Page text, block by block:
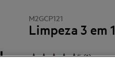
M2GCP121
Limpeza 3 em 1
5 (1)